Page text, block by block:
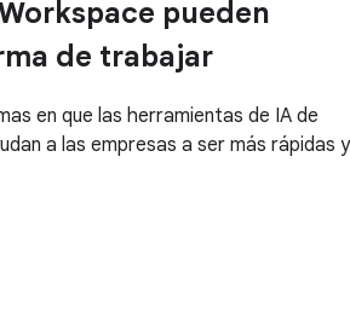
pueden
de trabajar
en que las herramientas de IA de
a las empresas a ser más rápidas y